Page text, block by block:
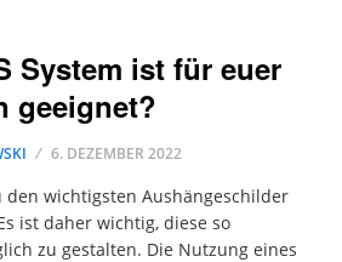
System ist für euer
geeignet?
6. DEZEMBER 2022
den wichtigsten Aushängeschilder
ist daher wichtig, diese so
zu gestalten. Die Nutzung eines